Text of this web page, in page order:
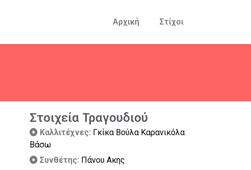
Αρχική Στίχοι
Στοιχεία Τραγουδιού
Καλλιτέχνες: Γκίκα Βούλα Καρανικόλα
Βάσω
Συνθέτης: Πάνου Ακης